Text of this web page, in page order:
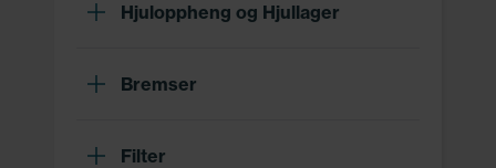
Hjuloppheng og Hjullager
Bremser
Filter